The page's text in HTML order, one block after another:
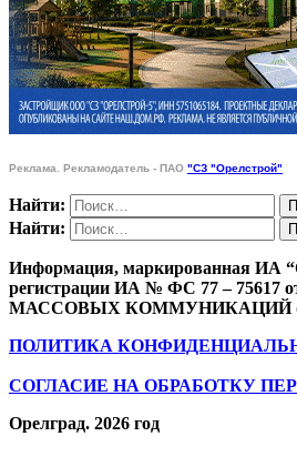
Реклама. Рекламодатель - ПАО "СЗ "Орелстрой"
Найти:
Найти:
Информация, маркированная ИА
регистрации ИА № ФС 77 –
МАССОВЫХ КОММУНИКАЦИЙ
ПОЛИТИКА
СОГЛАСИЕ НА ОБРАБОТКУ
Орелград. 2026 год